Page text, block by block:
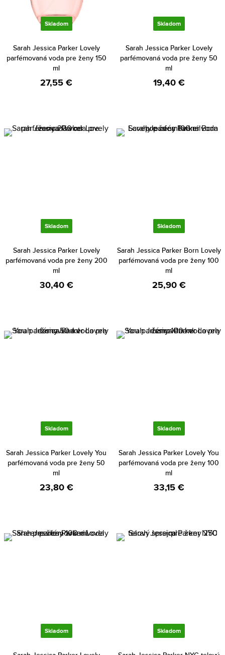
Skladom
Sarah Jessica Parker Lovely
parfémovaná voda pre ženy 150
ml
27,55 €
Skladom
Sarah Jessica Parker Lovely
parfémovaná voda pre ženy 50
ml
19,40 €
Skladom
Sarah Jessica Parker Lovely
parfémovaná voda pre ženy 200
ml
30,40 €
Skladom
Sarah Jessica Parker Born Lovely
parfémovaná voda pre ženy 100
ml
25,90 €
Skladom
Sarah Jessica Parker Lovely You
parfémovaná voda pre ženy 50
ml
23,80 €
Skladom
Sarah Jessica Parker Lovely You
parfémovaná voda pre ženy 100
ml
33,15 €
Skladom Skladom